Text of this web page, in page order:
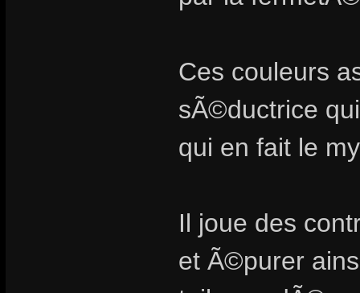
Ces couleurs
sÃ©ductrice
qui en fait le
Il joue des
et Ã©purer